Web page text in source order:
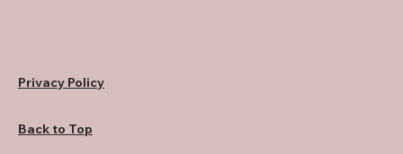
Privacy Policy
Back to Top